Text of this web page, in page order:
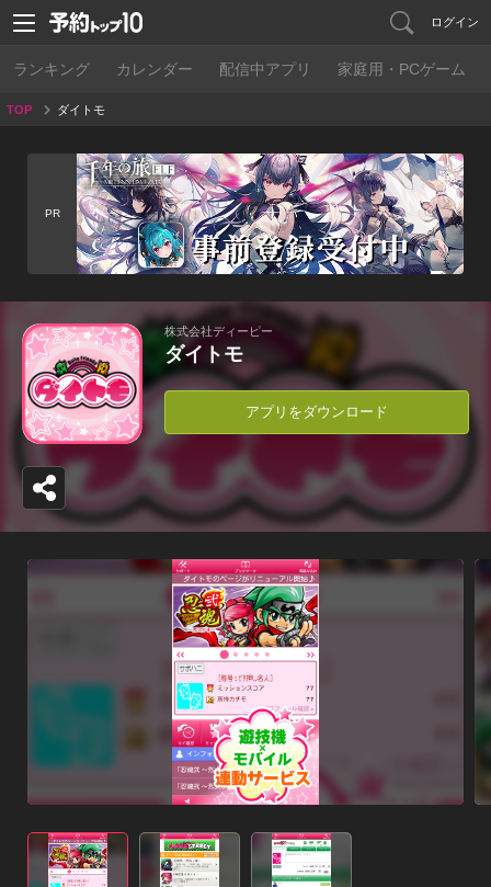
ログイン
ランキング カレンダー 配信中アプリ 家庭用・PCゲーム
TOP ダイトモ
PR
株式会社ディーピー
ダイトモ
アプリをダウンロード